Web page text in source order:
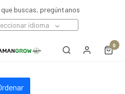
buscas, pregúntanos
idioma
0